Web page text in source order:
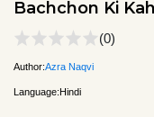
Bachchon Ki
(0)
Author:Azra Naqvi
Language:Hindi